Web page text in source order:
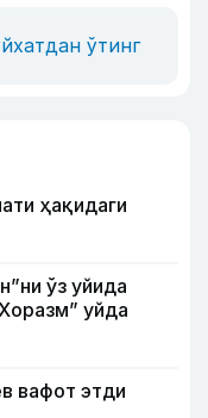
ўтинг
ҳақидаги
ўз уйида
уйда
вафот этди